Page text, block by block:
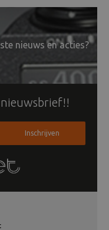
nieuws en acties?
Inschrijven